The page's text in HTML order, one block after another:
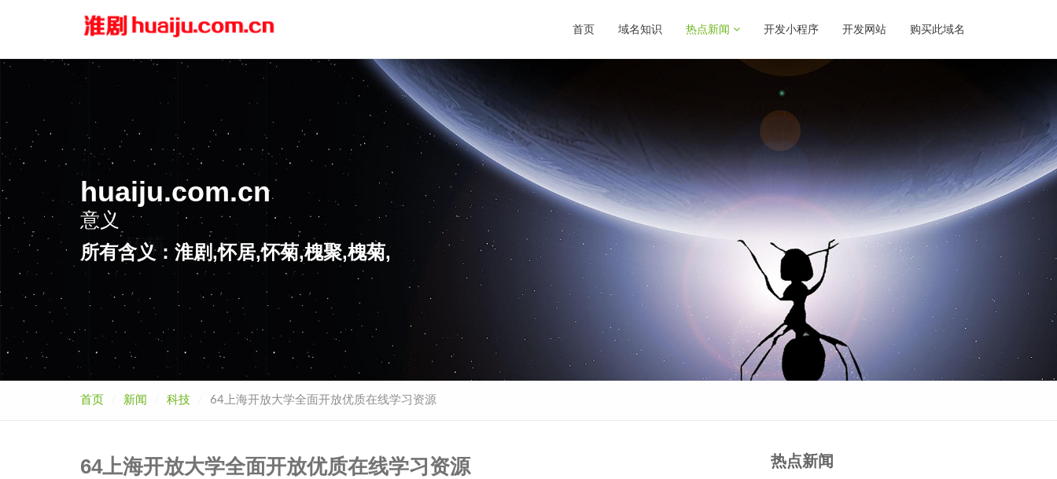
首页 域名知识 热点新闻 开发小程序 开发网站 购买此域名
huaiju.com.cn
意义 怀菊
所有含义：淮剧,怀居,怀菊,槐聚,槐菊,
首页 新闻 科技 64上海开放大学全面开放优质在线学习资源
64上海开放大学全面开放优质在线学习资源 热点新闻